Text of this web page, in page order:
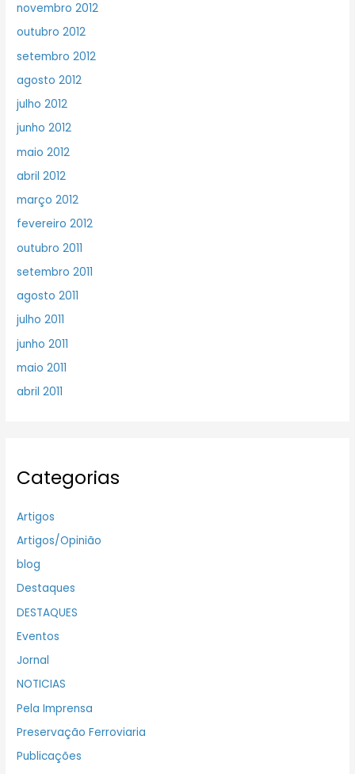
novembro 2012
outubro 2012
setembro 2012
agosto 2012
julho 2012
junho 2012
maio 2012
abril 2012
março 2012
fevereiro 2012
outubro 2011
setembro 2011
agosto 2011
julho 2011
junho 2011
maio 2011
abril 2011
Categorias
Artigos
Artigos/Opinião
blog
Destaques
DESTAQUES
Eventos
Jornal
NOTICIAS
Pela Imprensa
Preservação Ferroviaria
Publicações